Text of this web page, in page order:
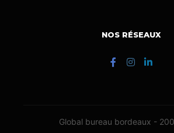
NOS RÉSEAUX
Global bureau bordeaux -